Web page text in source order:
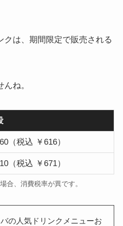
クは、期間限定で販売される
ね。
（税込 ￥616）
（税込 ￥671）
合、消費税率が異です。
の人気ドリンクメニューお